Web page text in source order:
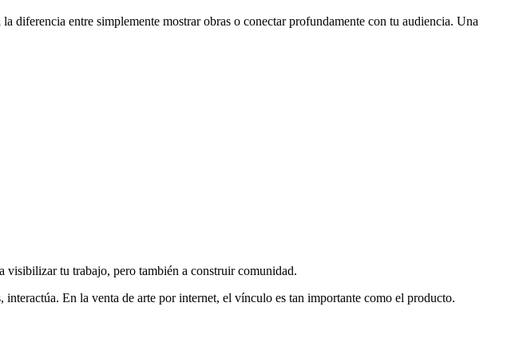
diferencia entre simplemente mostrar obras o conectar profundamente con tu audiencia. Una
visibilizar tu trabajo, pero también a construir comunidad.
En la venta de arte por internet, el vínculo es tan importante como el producto.